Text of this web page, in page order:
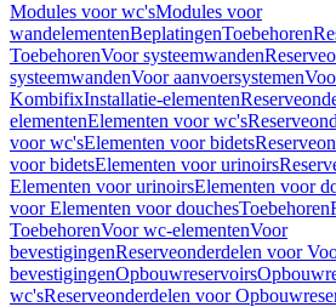
Modules voor wc'sModules voor
wandelementenBeplatingenToebehoren
ToebehorenVoor systeemwanden
systeemwandenVoor aanvoersystemen
KombifixInstallatie-elementen
elementenElementen voor wc's
voor wc'sElementen voor bidets
voor bidetsElementen voor urinoirs
Elementen voor urinoirsElementen voor
voor Elementen voor douchesToebehoren
ToebehorenVoor wc-elementenVoor
bevestigingenReserveonderdelen voor
bevestigingenOpbouwreservoirs
wc'sReserveonderdelen voor